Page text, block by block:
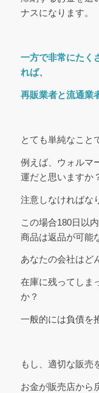
ナスになります。
一方で非常にたく
れば、
再販業者と流通業
とても単純なこと
例えば、ウォルマ
運だと思いますか
注意しなければな
この場合180日以
商品は返品が可能
あなたの会社はど
在庫に残ってしま
か？
一般的には負債を
もし、適切な販売
お金が販売店から